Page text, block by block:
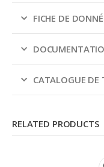
FICHE DE
CATALOGUE DE
RELATED PRODUCTS